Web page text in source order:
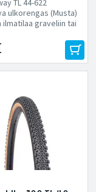
ulkorengas (Musta)
ilmatilaa graveliin tai